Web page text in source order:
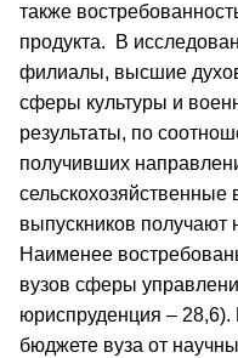
также
продукта. В
филиалы, высшие
сферы культуры и
результаты, по
получивших
сельскохозяйственные
выпускников получают
Наименее
вузов сферы
юриспруденция – 28,6).
бюджете вуза от